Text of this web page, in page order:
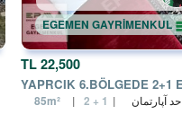
22,500 TL
YAPRCIK 6.BÖLGEDE 2+1
آپارتمان 85m² 2 + 1
EGEMEN GAYRİMENKUL